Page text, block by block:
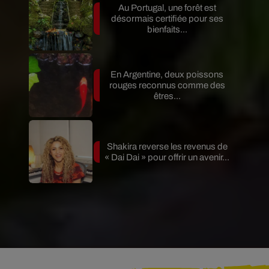
Au Portugal, une forêt est
désormais certifiée pour ses
bienfaits...
En Argentine, deux poissons
rouges reconnus comme des
êtres...
Shakira reverse les revenus de
« Dai Dai » pour offrir un avenir...